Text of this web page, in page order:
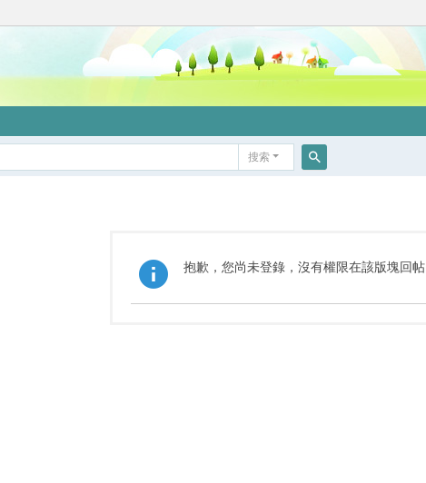
搜索
抱歉，您尚未登錄，沒有權限在該版塊回帖